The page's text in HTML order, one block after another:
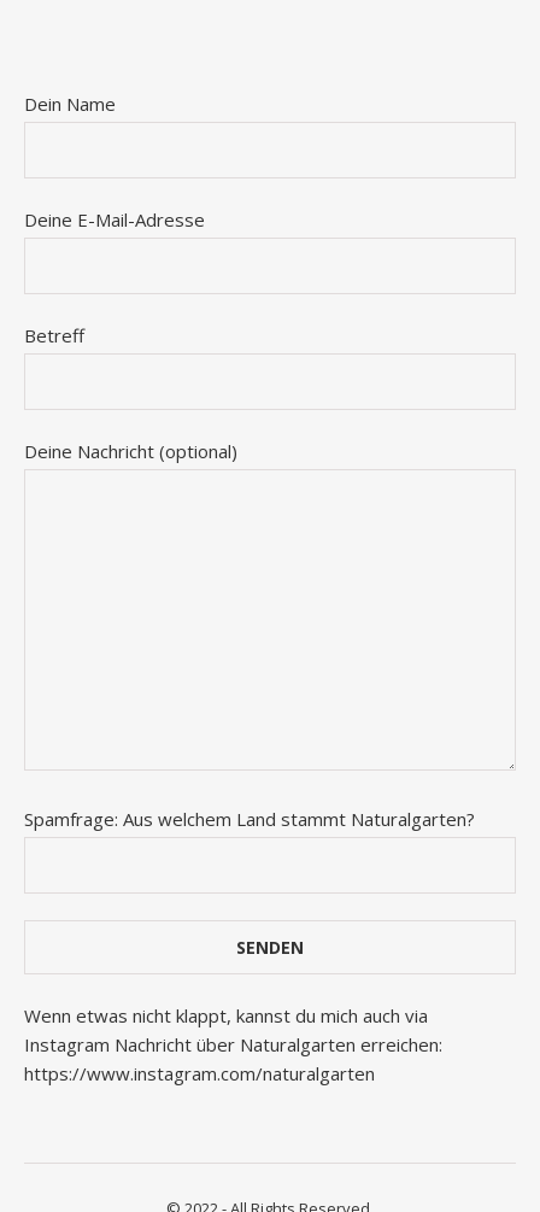
Dein Name
Deine E-Mail-Adresse
Betreff
Deine Nachricht (optional)
Spamfrage: Aus welchem Land stammt Naturalgarten?
Wenn etwas nicht klappt, kannst du mich auch via
Instagram Nachricht über Naturalgarten erreichen:
https://www.instagram.com/naturalgarten